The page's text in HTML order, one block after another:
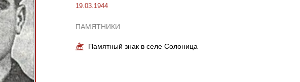
19.03.1944
ПАМЯТНИКИ
Памятный знак в селе Солоница